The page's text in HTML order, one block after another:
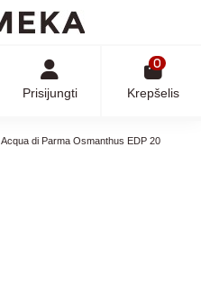
Prisijungti
0
Krepšelis
Acqua di Parma Osmanthus EDP 20